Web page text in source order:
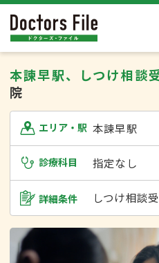
本諫早駅、しつけ相談
院
エリア・駅 本諫早駅
診療科目 指定なし
詳細条件 しつけ相談